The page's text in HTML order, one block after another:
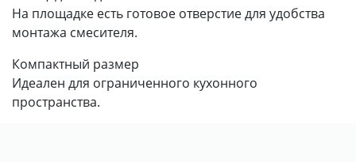
На площадке есть готовое отверстие для удобства
монтажа смесителя.
Компактный размер
Идеален для ограниченного кухонного
пространства.